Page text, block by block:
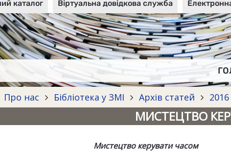
каталог Віртуальна довідкова служба
Про нас Бібліотека у ЗМІ Архів статей 2016
МИСТЕЦТВО
Мистецтво керувати часом